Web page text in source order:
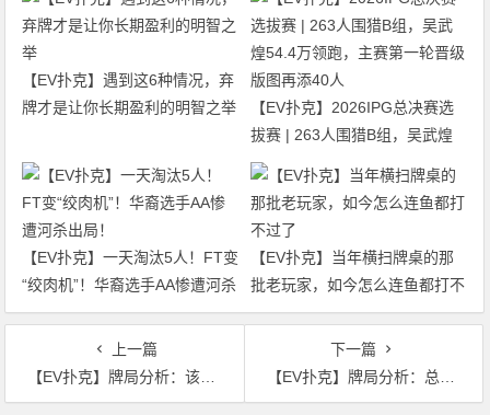
【EV扑克】遇到这6种情况，弃
牌才是让你长期盈利的明智之举
【EV扑克】2026IPG总决赛选
拔赛 | 263人围猎B组，吴武煌
54.4万领跑，主赛第一轮晋级版
【EV扑克】一天淘汰5人！FT变
“绞肉机”！华裔选手AA惨遭河杀
出局！
【EV扑克】当年横扫牌桌的那
批老玩家，如今怎么连鱼都打不
过了
上一篇
【EV扑克】牌局分析：该推就推，被抓也不后悔
下一篇
【EV扑克】牌局分析：总是有人上当